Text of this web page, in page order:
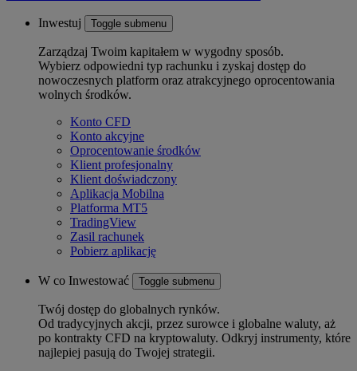
Inwestuj Toggle submenu
Zarządzaj Twoim kapitałem w wygodny sposób.
Wybierz odpowiedni typ rachunku i zyskaj dostęp do
nowoczesnych platform oraz atrakcyjnego oprocentowania
wolnych środków.
Konto CFD
Konto akcyjne
Oprocentowanie środków
Klient profesjonalny
Klient doświadczony
Aplikacja Mobilna
Platforma MT5
TradingView
Zasil rachunek
Pobierz aplikację
W co Inwestować Toggle submenu
Twój dostęp do globalnych rynków.
Od tradycyjnych akcji, przez surowce i globalne waluty, aż
po kontrakty CFD na kryptowaluty. Odkryj instrumenty, które
najlepiej pasują do Twojej strategii.